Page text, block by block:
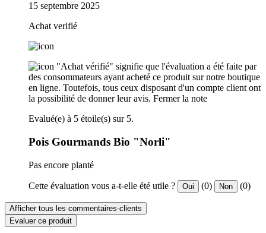
15 septembre 2025
Achat verifié
"Achat vérifié" signifie que l'évaluation a été faite par
des consommateurs ayant acheté ce produit sur notre boutique
en ligne. Toutefois, tous ceux disposant d'un compte client ont
la possibilité de donner leur avis. Fermer la note
Evalué(e) à 5 étoile(s) sur 5.
Pois Gourmands Bio "Norli"
Pas encore planté
Cette évaluation vous a-t-elle été utile ? Oui (0) Non (0)
Afficher tous les commentaires-clients
Evaluer ce produit